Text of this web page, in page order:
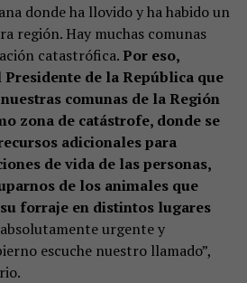
donde ha llovido y ha habido un
región. Hay muchas comunas
catastrófica. Por eso,
de la República que
comunas de la Región
zona de catástrofe, donde se
adicionales para
de vida de las personas,
de los animales que
forraje en distintos lugares
urgente y
escuche nuestro llamado”,